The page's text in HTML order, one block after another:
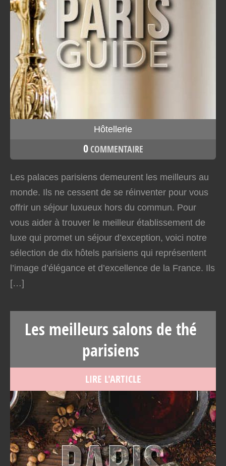
Hôtellerie
0COMMENTAIRE
Les palaces parisiens demeurent les meilleurs au
monde. Ils ne cessent de se réinventer pour vous
offrir un séjour luxueux hors du commun. Pour
vous aider à trouver le meilleur établissement de
luxe qui promet un séjour d’exception, voici notre
sélection de dix hôtels parisiens qui représentent
l’image d’élégance et d’excellence de la France. Ils
[…]
Les meilleurs salons de thé
parisiens
LIRE L'ARTICLE